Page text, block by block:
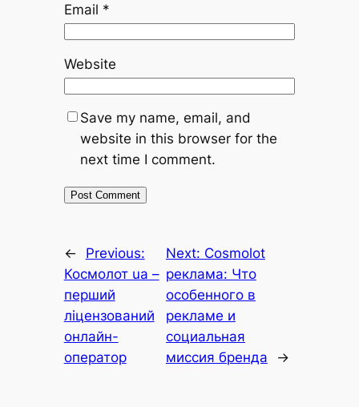
Email *
Website
Save my name, email, and
website in this browser for the
next time I comment.
←
Previous:
Космолот ua –
перший
ліцензований
онлайн-
оператор
Next: Cosmolot
реклама: Что
особенного в
рекламе и
социальная
миссия бренда
→